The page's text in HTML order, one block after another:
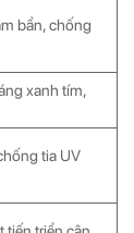
bẩn, chống
xanh tím,
tia UV